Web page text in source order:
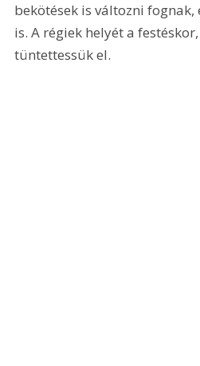
bekötések is változni
is. A régiek helyét a
tüntettessük el.